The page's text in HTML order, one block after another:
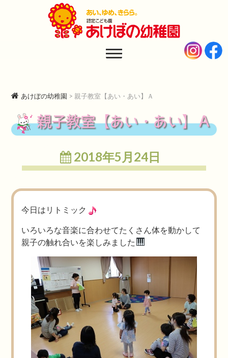
あけぼの幼稚園
あけぼの幼稚園 > 親子教室【あい・あい】Ａ
親子教室【あい・あい】Ａ
2018年5月24日
今日はリトミック
いろいろな音楽に合わせてたくさん体を動かして
親子の触れ合いを楽しみました